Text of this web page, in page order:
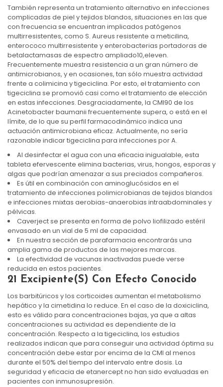
También representa un tratamiento alternativo en infecciones
complicadas de piel y tejidos blandos, situaciones en las que
con frecuencia se encuentran implicados patógenos
multirresistentes, como S. Aureus resistente a meticilina,
enterococo multirresistente y enterobacterias portadoras de
betalactamasas de espectro ampliado10,eleven.
Frecuentemente muestra resistencia a un gran número de
antimicrobianos, y en ocasiones, tan sólo muestra actividad
frente a colimicina y tigeciclina. Por esto, el tratamiento con
tigeciclina se promovió casi como el tratamiento de elección
en estas infecciones. Desgraciadamente, la CMI90 de los
Acinetobacter baumanii frecuentemente supera, o está en el
límite, de lo que su perfil farmacodinámico indica una
actuación antimicrobiana eficaz. Actualmente, no sería
razonable indicar tigeciclina para infecciones por A.
Al desinfectar el agua con una eficacia inigualable, esta
tableta efervescente elimina bacterias, virus, hongos, esporas y
algas que podrían amenazar a sus preciados compañeros.
Es útil en combinación con aminoglucósidos en el
tratamiento de infecciones polimicrobianas de tejidos blandos
e infecciones mixtas aerobias-anaerobias intraabdominales y
pélvicas.
Caverject se presenta en forma de polvo liofilizado estéril
envasado en un vial de 5 ml de capacidad.
En nuestra sección de parafarmacia encontrarás una
amplia gama de productos de las mejores marcas.
La efectividad de vacunas inactivadas puede verse
reducida en estos pacientes.
21 Excipiente(s) Con Efecto Conocido
Los barbitúricos y los corticoides aumentan el metabolismo
hepático y la cimetidina lo reduce. En el caso de la doxiciclina,
esto es válido para concentraciones bajas, ya que a altas
concentraciones su actividad es dependiente de la
concentración. Respecto a la tigeciclina, los estudios
realizados indican que para conseguir una actividad óptima su
concentración debe estar por encima de la CMI al menos
durante el 50% del tiempo del intervalo entre dosis. La
seguridad y eficacia de etanercept no han sido evaluadas en
pacientes con inmunosupresión.